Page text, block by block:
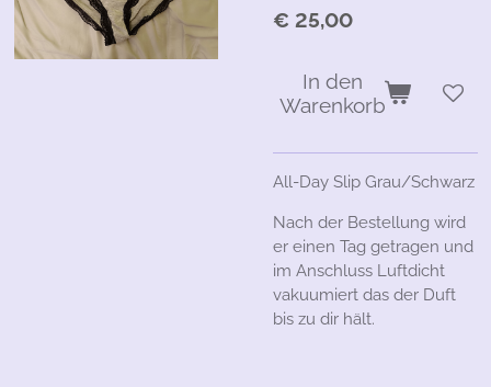
€ 25,00
In den
Warenkorb
All-Day Slip Grau/Schwarz
Nach der Bestellung wird
er einen Tag getragen und
im Anschluss Luftdicht
vakuumiert das der Duft
bis zu dir hält.